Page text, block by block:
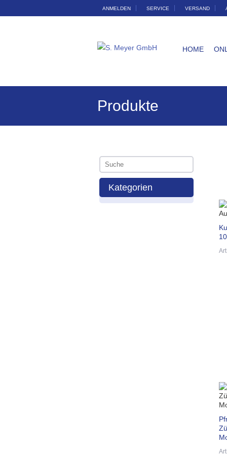
ANMELDEN SERVICE VERSAND
HOME
Produkte
Kategorien